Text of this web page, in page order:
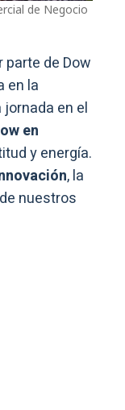
de Negocio
parte de Dow
en la
en el
en
y energía.
, la
nuestros